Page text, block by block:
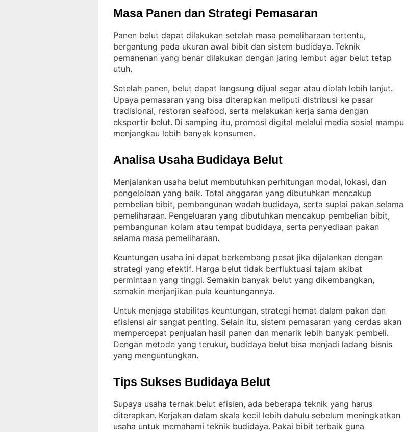
Masa Panen dan Strategi Pemasaran
Panen belut dapat dilakukan setelah masa pemeliharaan tertentu,
bergantung pada ukuran awal bibit dan sistem budidaya. Teknik
pemanenan yang benar dilakukan dengan jaring lembut agar belut tetap
utuh.
Setelah panen, belut dapat langsung dijual segar atau diolah lebih lanjut
Upaya pemasaran yang bisa diterapkan meliputi distribusi ke pasar
tradisional, restoran seafood, serta melakukan kerja sama dengan
eksportir belut. Di samping itu, promosi digital melalui media sosial mampu
menjangkau lebih banyak konsumen.
Analisa Usaha Budidaya Belut
Menjalankan usaha belut membutuhkan perhitungan modal, lokasi, dan
pengelolaan yang baik. Total anggaran yang dibutuhkan mencakup
pembelian bibit, pembangunan wadah budidaya, serta suplai pakan selama
pemeliharaan. Pengeluaran yang dibutuhkan mencakup pembelian bibit,
pembangunan kolam atau tempat budidaya, serta penyediaan pakan
selama masa pemeliharaan.
Keuntungan usaha ini dapat berkembang pesat jika dijalankan dengan
strategi yang efektif. Harga belut tidak berfluktuasi tajam akibat
permintaan yang tinggi. Semakin banyak belut yang dikembangkan,
semakin menjanjikan pula keuntungannya.
Untuk menjaga stabilitas keuntungan, strategi hemat dalam pakan dan
efisiensi air sangat penting. Selain itu, sistem pemasaran yang cerdas akan
mempercepat penjualan hasil panen dan menarik lebih banyak pembeli
Dengan metode yang terukur, budidaya belut bisa menjadi ladang bisnis
yang menguntungkan.
Tips Sukses Budidaya Belut
Supaya usaha ternak belut efisien, ada beberapa teknik yang harus
diterapkan. Kerjakan dalam skala kecil lebih dahulu sebelum meningkatkan
usaha untuk memahami teknik budidaya. Pakai bibit terbaik guna